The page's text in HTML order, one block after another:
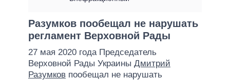
ГЛАВЫ ОБЛАДМИНИСТРАЦИЙ
МЭРЫ
ВСЕ ПЕРСОНЫ
СРАВНЕНИЕ ПОЛИТИКОВ
Разумков пообещал не нарушать
регламент Верховной Рады
27 мая 2020 года Председатель
Верховной Рады Украины Дмитрий
Разумков пообещал не нарушать